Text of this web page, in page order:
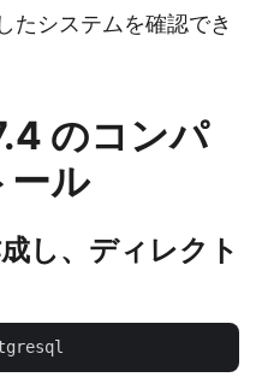
たシステムを確認でき
のコンパ
ール
し、ディレクト